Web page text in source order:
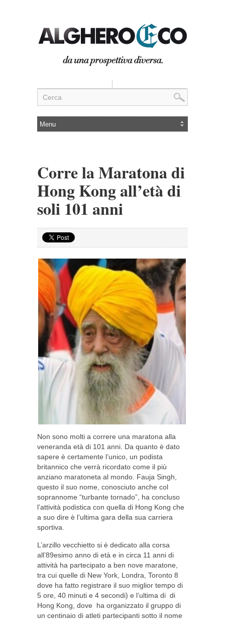
Corre la Maratona di
Hong Kong all’età di
soli 101 anni
Non sono molti a correre una maratona alla
veneranda età di 101 anni. Da quanto è dato
sapere è certamente l’unico, un podista
britannico che verrà ricordato come il più
anziano maratoneta al mondo. Fauja Singh,
questo il suo nome, conosciuto anche col
soprannome “turbante tornado”, ha concluso
l’attività podistica con quella di Hong Kong che
a suo dire è l’ultima gara della sua carriera
sportiva.
L’arzillo vecchietto si è dedicato alla corsa
all’89esimo anno di età e in circa 11 anni di
attività ha partecipato a ben nove maratone,
tra cui quelle di New York, Londra, Toronto 8
dove ha fatto registrare il suo miglior tempo di
5 ore, 40 minuti e 4 secondi) e l’ultima di di
Hong Kong, dove ha organizzato il gruppo di
un centinaio di atleti partecipanti sotto il nome